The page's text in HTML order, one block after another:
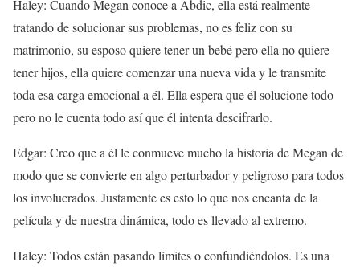
Haley: Cuando Megan conoce a Abdic, ella está realmente
tratando de solucionar sus problemas, no es feliz con su
matrimonio, su esposo quiere tener un bebé pero ella no quiere
tener hijos, ella quiere comenzar una nueva vida y le transmite
toda esa carga emocional a él. Ella espera que él solucione todo
pero no le cuenta todo así que él intenta descifrarlo.
Edgar: Creo que a él le conmueve mucho la historia de Megan de
modo que se convierte en algo perturbador y peligroso para todos
los involucrados. Justamente es esto lo que nos encanta de la
película y de nuestra dinámica, todo es llevado al extremo.
Haley: Todos están pasando límites o confundiéndolos. Es una